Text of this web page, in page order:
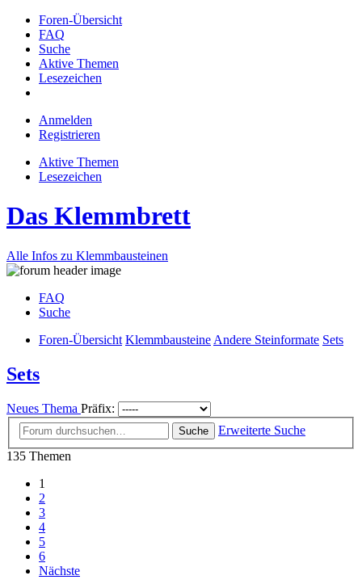
Foren-Übersicht
FAQ
Suche
Aktive Themen
Lesezeichen
Anmelden
Registrieren
Aktive Themen
Lesezeichen
Das Klemmbrett
Alle Infos zu Klemmbausteinen
FAQ
Suche
Foren-Übersicht Klemmbausteine Andere Steinformate Sets
Sets
Neues Thema Präfix:
Suche
Erweiterte Suche
135 Themen
1
2
3
4
5
6
Nächste